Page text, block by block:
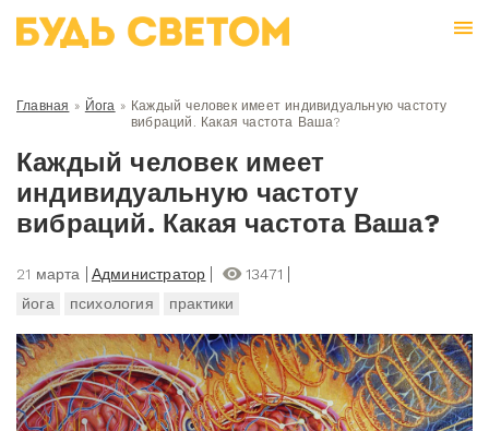
Главная » Йога » Каждый человек имеет индивидуальную частоту
вибраций. Какая частота Ваша?
Каждый человек имеет
индивидуальную частоту
вибраций. Какая частота Ваша?
21 марта Администратор
13471
йога
психология практики